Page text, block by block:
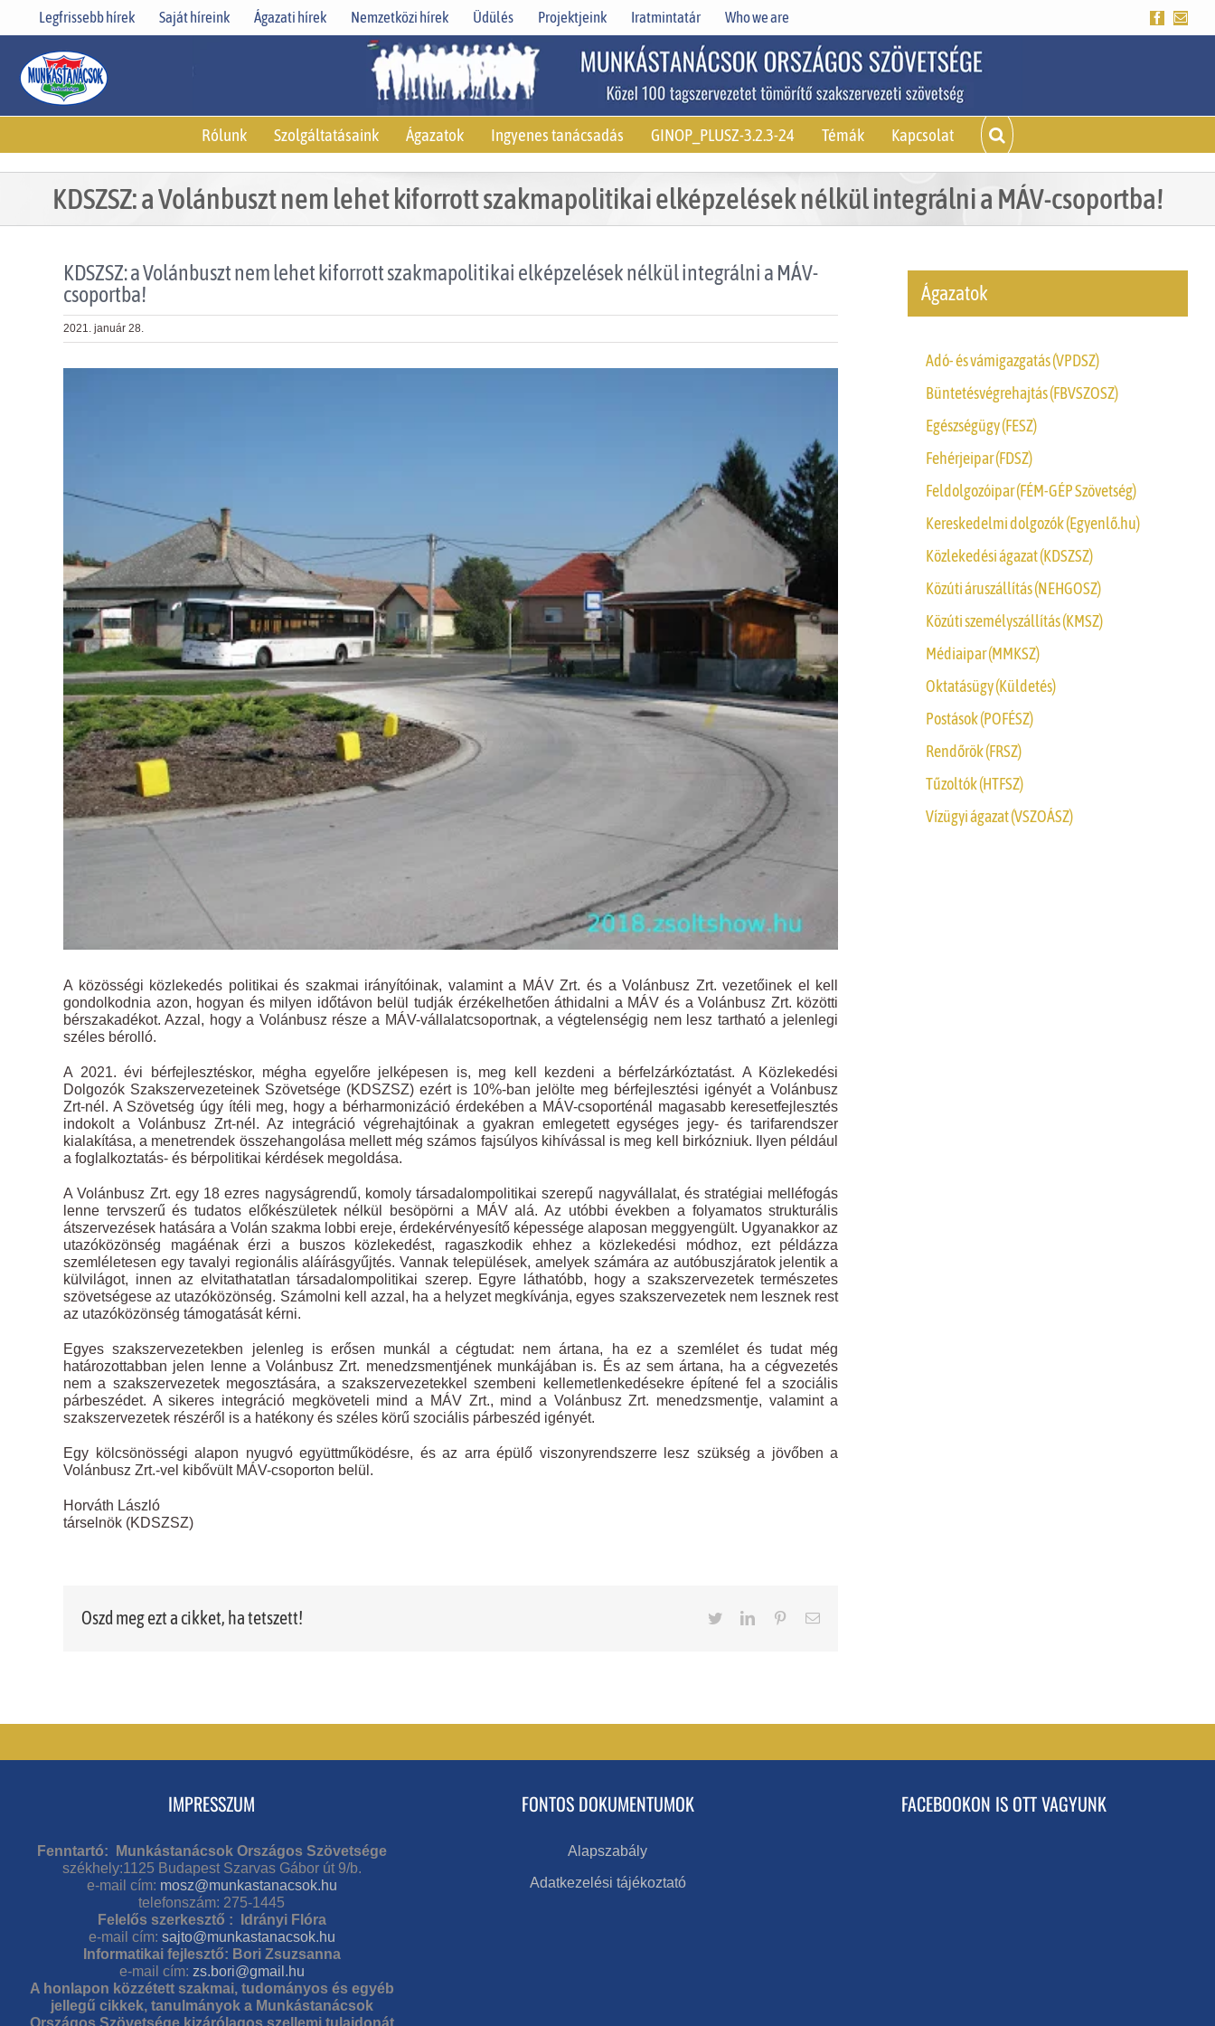
Legfrissebb hírek Saját híreink Ágazati hírek Nemzetközi hírek Üdülés Projektjeink Iratmintatár Who we are Facebook
Rólunk Szolgáltatásaink Ágazatok Ingyenes tanácsadás GINOP_PLUSZ-3.2.3-24 Témák Kapcsolat
KDSZSZ: a Volánbuszt nem lehet kiforrott szakmapolitikai elképzelések nélkül integrálni a MÁV-csoportba!
KDSZSZ: a Volánbuszt nem lehet kiforrott szakmapolitikai elképzelések nélkül integrálni a MÁV-
csoportba!
2021. január 28.
A közösségi közlekedés politikai és szakmai irányítóinak, valamint a MÁV Zrt. és a Volánbusz Zrt. vezetőinek el kell
gondolkodnia azon, hogyan és milyen időtávon belül tudják érzékelhetően áthidalni a MÁV és a Volánbusz Zrt. közötti
bérszakadékot. Azzal, hogy a Volánbusz része a MÁV-vállalatcsoportnak, a végtelenségig nem lesz tartható a jelenlegi
széles bérolló.
A 2021. évi bérfejlesztéskor, mégha egyelőre jelképesen is, meg kell kezdeni a bérfelzárkóztatást. A Közlekedési
Dolgozók Szakszervezeteinek Szövetsége (KDSZSZ) ezért is 10%-ban jelölte meg bérfejlesztési igényét a Volánbusz
Zrt-nél. A Szövetség úgy ítéli meg, hogy a bérharmonizáció érdekében a MÁV-csoporténál magasabb keresetfejlesztés
indokolt a Volánbusz Zrt-nél. Az integráció végrehajtóinak a gyakran emlegetett egységes jegy- és tarifarendszer
kialakítása, a menetrendek összehangolása mellett még számos fajsúlyos kihívással is meg kell birkózniuk. Ilyen például
a foglalkoztatás- és bérpolitikai kérdések megoldása.
A Volánbusz Zrt. egy 18 ezres nagyságrendű, komoly társadalompolitikai szerepű nagyvállalat, és stratégiai melléfogás
lenne tervszerű és tudatos előkészületek nélkül besöpörni a MÁV alá. Az utóbbi években a folyamatos strukturális
átszervezések hatására a Volán szakma lobbi ereje, érdekérvényesítő képessége alaposan meggyengült. Ugyanakkor az
utazóközönség magáénak érzi a buszos közlekedést, ragaszkodik ehhez a közlekedési módhoz, ezt példázza
szemléletesen egy tavalyi regionális aláírásgyűjtés. Vannak települések, amelyek számára az autóbuszjáratok jelentik a
külvilágot, innen az elvitathatatlan társadalompolitikai szerep. Egyre láthatóbb, hogy a szakszervezetek természetes
szövetségese az utazóközönség. Számolni kell azzal, ha a helyzet megkívánja, egyes szakszervezetek nem lesznek rest
az utazóközönség támogatását kérni.
Egyes szakszervezetekben jelenleg is erősen munkál a cégtudat: nem ártana, ha ez a szemlélet és tudat még
határozottabban jelen lenne a Volánbusz Zrt. menedzsmentjének munkájában is. És az sem ártana, ha a cégvezetés
nem a szakszervezetek megosztására, a szakszervezetekkel szembeni kellemetlenkedésekre építené fel a szociális
párbeszédet. A sikeres integráció megköveteli mind a MÁV Zrt., mind a Volánbusz Zrt. menedzsmentje, valamint a
szakszervezetek részéről is a hatékony és széles körű szociális párbeszéd igényét.
Egy kölcsönösségi alapon nyugvó együttműködésre, és az arra épülő viszonyrendszerre lesz szükség a jövőben a
Volánbusz Zrt.-vel kibővült MÁV-csoporton belül.
Horváth László
társelnök (KDSZSZ)
Oszd meg ezt a cikket, ha tetszett! TwitterLinkedInPinterestEmail
Ágazatok
Adó- és vámigazgatás (VPDSZ)
Büntetésvégrehajtás (FBVSZOSZ)
Egészségügy (FESZ)
Fehérjeipar (FDSZ)
Feldolgozóipar (FÉM-GÉP Szövetség)
Kereskedelmi dolgozók (Egyenlő.hu)
Közlekedési ágazat (KDSZSZ)
Közúti áruszállítás (NEHGOSZ)
Közúti személyszállítás (KMSZ)
Médiaipar (MMKSZ)
Oktatásügy (Küldetés)
Postások (POFÉSZ)
Rendőrök (FRSZ)
Tűzoltók (HTFSZ)
Vízügyi ágazat (VSZOÁSZ)
IMPRESSZUM
Fenntartó: Munkástanácsok Országos Szövetsége
székhely:1125 Budapest Szarvas Gábor út 9/b.
e-mail cím: mosz@munkastanacsok.hu
telefonszám: 275-1445
Felelős szerkesztő : Idrányi Flóra
e-mail cím: sajto@munkastanacsok.hu
Informatikai fejlesztő: Bori Zsuzsanna
e-mail cím: zs.bori@gmail.hu
A honlapon közzétett szakmai, tudományos és egyéb
jellegű cikkek, tanulmányok a Munkástanácsok
Országos Szövetsége kizárólagos szellemi tulajdonát
FONTOS DOKUMENTUMOK
Alapszabály
Adatkezelési tájékoztató
FACEBOOKON IS OTT VAGYUNK